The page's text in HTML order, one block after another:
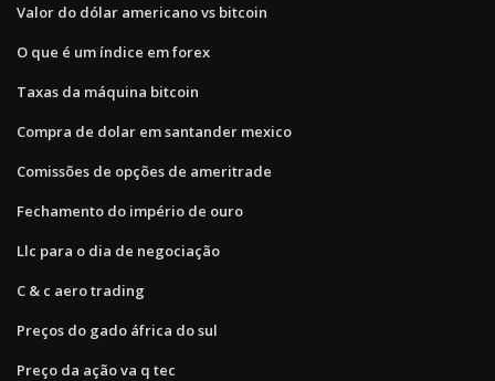
Valor do dólar americano vs bitcoin
O que é um índice em forex
Taxas da máquina bitcoin
Compra de dolar em santander mexico
Comissões de opções de ameritrade
Fechamento do império de ouro
Llc para o dia de negociação
C & c aero trading
Preços do gado áfrica do sul
Preço da ação va q tec